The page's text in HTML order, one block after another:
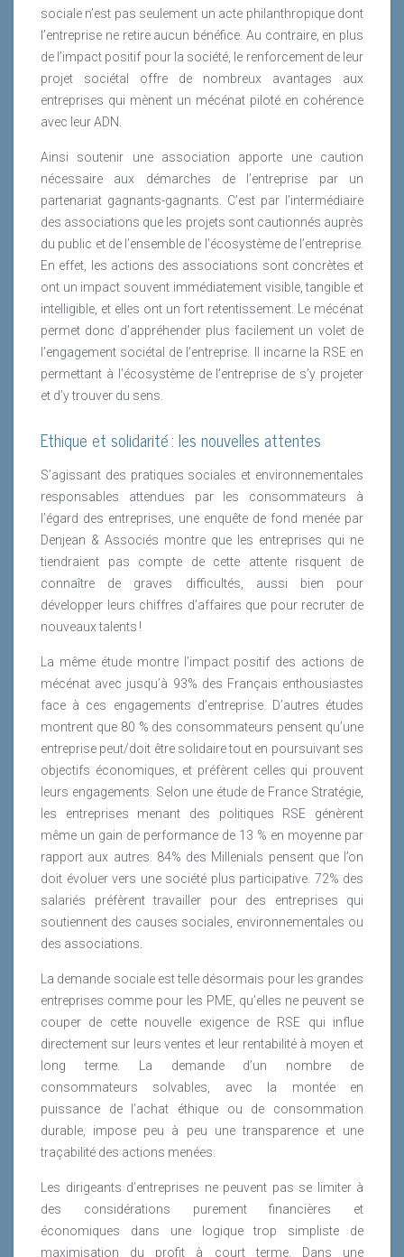
sociale n’est pas seulement un acte philanthropique dont
l’entreprise ne retire aucun bénéfice. Au contraire, en plus
de l’impact positif pour la société, le renforcement de leur
projet sociétal offre de nombreux avantages aux
entreprises qui mènent un mécénat piloté en cohérence
avec leur ADN.
Ainsi soutenir une association apporte une caution
nécessaire aux démarches de l’entreprise par un
partenariat gagnants-gagnants. C’est par l’intermédiaire
des associations que les projets sont cautionnés auprès
du public et de l’ensemble de l’écosystème de l’entreprise.
En effet, les actions des associations sont concrètes et
ont un impact souvent immédiatement visible, tangible et
intelligible, et elles ont un fort retentissement. Le mécénat
permet donc d’appréhender plus facilement un volet de
l’engagement sociétal de l’entreprise. Il incarne la RSE en
permettant à l’écosystème de l’entreprise de s’y projeter
et d’y trouver du sens.
Ethique et solidarité : les nouvelles attentes
S’agissant des pratiques sociales et environnementales
responsables attendues par les consommateurs à
l’égard des entreprises, une enquête de fond menée par
Denjean & Associés montre que les entreprises qui ne
tiendraient pas compte de cette attente risquent de
connaître de graves difficultés, aussi bien pour
développer leurs chiffres d’affaires que pour recruter de
nouveaux talents !
La même étude montre l’impact positif des actions de
mécénat avec jusqu’à 93% des Français enthousiastes
face à ces engagements d’entreprise. D’autres études
montrent que 80 % des consommateurs pensent qu’une
entreprise peut/doit être solidaire tout en poursuivant ses
objectifs économiques, et préfèrent celles qui prouvent
leurs engagements. Selon une étude de France Stratégie,
les entreprises menant des politiques RSE génèrent
même un gain de performance de 13 % en moyenne par
rapport aux autres. 84% des Millenials pensent que l’on
doit évoluer vers une société plus participative. 72% des
salariés préfèrent travailler pour des entreprises qui
soutiennent des causes sociales, environnementales ou
des associations.
La demande sociale est telle désormais pour les grandes
entreprises comme pour les PME, qu’elles ne peuvent se
couper de cette nouvelle exigence de RSE qui influe
directement sur leurs ventes et leur rentabilité à moyen et
long terme. La demande d’un nombre de
consommateurs solvables, avec la montée en
puissance de l’achat éthique ou de consommation
durable, impose peu à peu une transparence et une
traçabilité des actions menées.
Les dirigeants d’entreprises ne peuvent pas se limiter à
des considérations purement financières et
économiques dans une logique trop simpliste de
maximisation du profit à court terme. Dans une